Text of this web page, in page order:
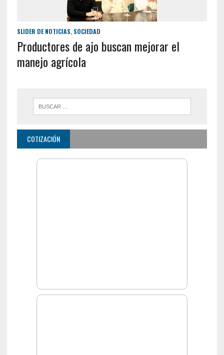
SLIDER DE NOTICIAS SOCIEDAD
Productores de ajo buscan mejorar el
manejo agrícola
COTIZACIÓN